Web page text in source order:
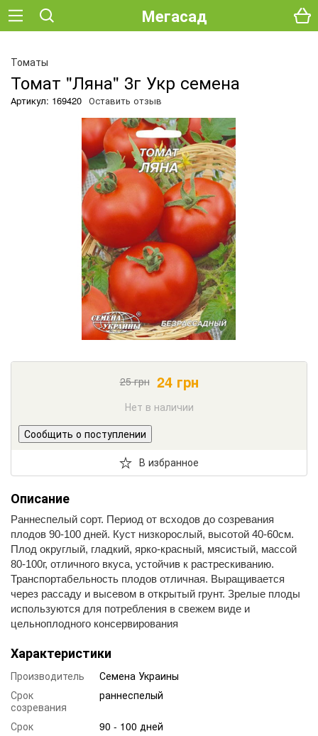
Мегасад
Томаты
Томат "Ляна" 3г Укр семена
Артикул: 169420 Оставить отзыв
25грн 24грн
Нет в наличии
Сообщить о поступлении
В избранное
Описание
Раннеспелый сорт. Период от всходов до созревания
плодов 90-100 дней. Куст низкорослый, высотой 40-60см.
Плод округлый, гладкий, ярко-красный, мясистый, массой
80-100г, отличного вкуса, устойчив к растрескиванию.
Транспортабельность плодов отличная. Выращивается
через рассаду и высевом в открытый грунт. Зрелые плоды
используются для потребления в свежем виде и
цельноплодного консервирования
Характеристики
Производитель
Семена Украины
Срок
созревания
раннеспелый
Срок
90 - 100 дней